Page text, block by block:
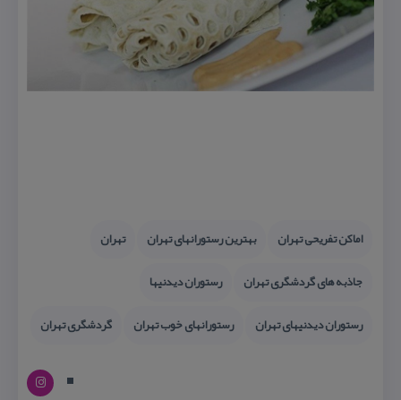
اماكن تفریحی تهران بهترین رستورانهای تهران
تهران
جاذبه های گردشگری تهران
رستوران دیدنیها
رستوران دیدنیهای تهران
رستورانهای خوب تهران گردشگری تهران